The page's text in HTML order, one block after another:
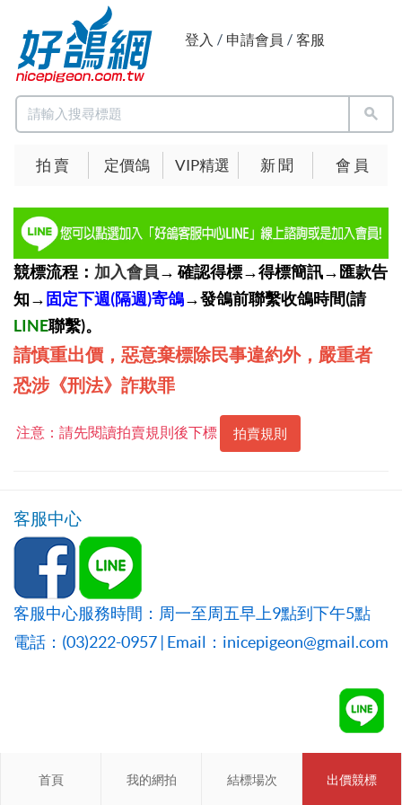
登入 / 申請會員 / 客服
拍 賣 定價鴿 VIP精選 新 聞 會 員
競標流程： 加入會員→ 確認得標→得標簡訊→匯款告
知→ 固定下週(隔週)寄鴿→發鴿前聯繫收鴿時間(請
LINE聯繫)。
請慎重出價，惡意棄標除民事違約外，嚴重者
恐涉《刑法》詐欺罪
注意：請先閱讀拍賣規則後下標 拍賣規則
首頁 我的網拍 結標場次 出價競標
客服中心
客服中心服務時間：周一至周五早上9點到下午5點
電話：(03)222-0957 | Email：inicepigeon@gmail.com
首頁 我的網拍 結標場次 會員登入